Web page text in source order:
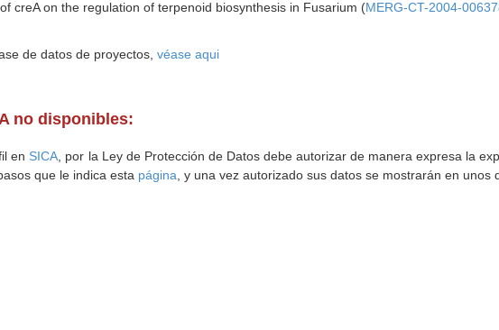
creA on the regulation of terpenoid biosynthesis in Fusarium (MERG-CT-2004-
de datos de proyectos,véase aqui
no disponibles:
en SICA , por la Ley de Protección de Datos debe autorizar de manera expresa la
que le indica esta página , y una vez autorizado sus datos se mostrarán en unos